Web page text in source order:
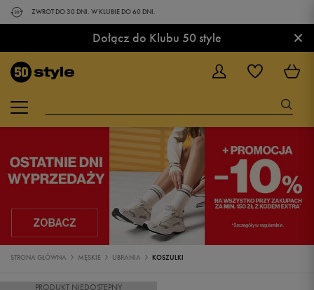
ZWROT DO 30 DNI. W KLUBIE DO 60 DNI.
Dołącz do Klubu 50 style ×
STRONA GŁÓWNA MĘSKIE UBRANIA KOSZULKI
PRODUKT NIEDOSTĘPNY